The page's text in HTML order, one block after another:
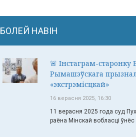
БОЛЕЙ НАВІН
🚨 Інстаграм-старонку
Рымашэўскага
«экстрэмісцкай»
16 верасня 2025, 16:30
11 верасня 2025 года суд
раёна Мінскай вобласці ўнёс